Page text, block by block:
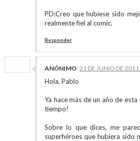
PD:Creo que hubiese sido
realmente fiel al comic.
Responder
ANÓNIMO 21 DE JUNIO DE
Hola, Pablo
Ya hace más de un año de
tiempo!
Sobre lo que dices, me
superhéroes que hubiera sido